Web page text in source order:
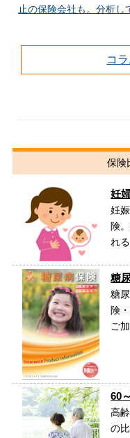
止の保険会社も。分析し
コ
保険
妊
妊
険
れ
糖
糖
険
ご
60
高
の